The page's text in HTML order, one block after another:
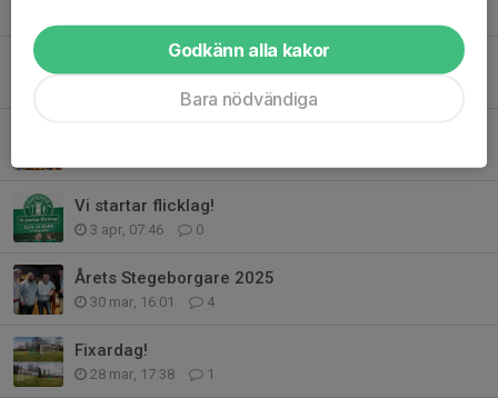
Mogata marken
Vi startar flicklag!
3 apr, 07:46 0
Årets Stegeborgare 2025
30 mar, 16:01 4
Fixardag!
28 mar, 17:38 1
Godkänn alla kakor
Bara nödvändiga